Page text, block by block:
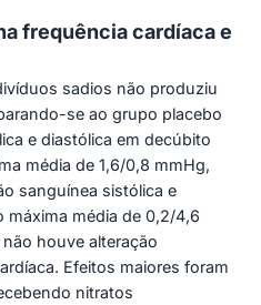
frequência cardíaca e
sadios não produziu
se ao grupo placebo
e diastólica em decúbito
média de 1,6/0,8 mmHg,
sanguínea sistólica e
máxima média de 0,2/4,6
houve alteração
Efeitos maiores foram
nitratos